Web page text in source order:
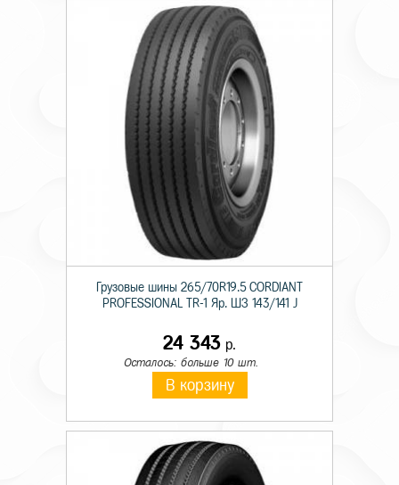
Грузовые шины 265/70R19.5 CORDIANT
PROFESSIONAL TR-1 Яр. ШЗ 143/141 J
24 343 р.
Осталось: больше 10 шт.
В корзину